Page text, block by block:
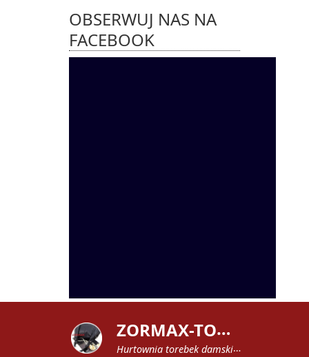
OBSERWUJ NAS NA
FACEBOOK
Z
ORMAX-TOREBKI
Hurtownia torebek damskich